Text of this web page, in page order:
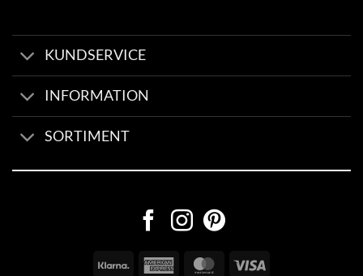
KUNDSERVICE
INFORMATION
SORTIMENT